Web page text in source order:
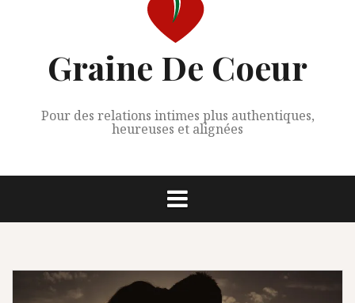
Graine De Coeur
Pour des relations intimes plus authentiques,
heureuses et alignées